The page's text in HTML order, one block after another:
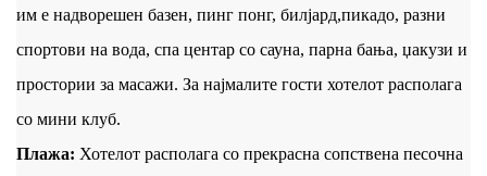
им е надворешен базен, пинг понг, билјард,пикадо, разни
спортови на вода, спа центар со сауна, парна бања, џакузи и
простории за масажи. За најмалите гости хотелот располага
со мини клуб.
Плажа: Хотелот располага со прекрасна сопствена песочна